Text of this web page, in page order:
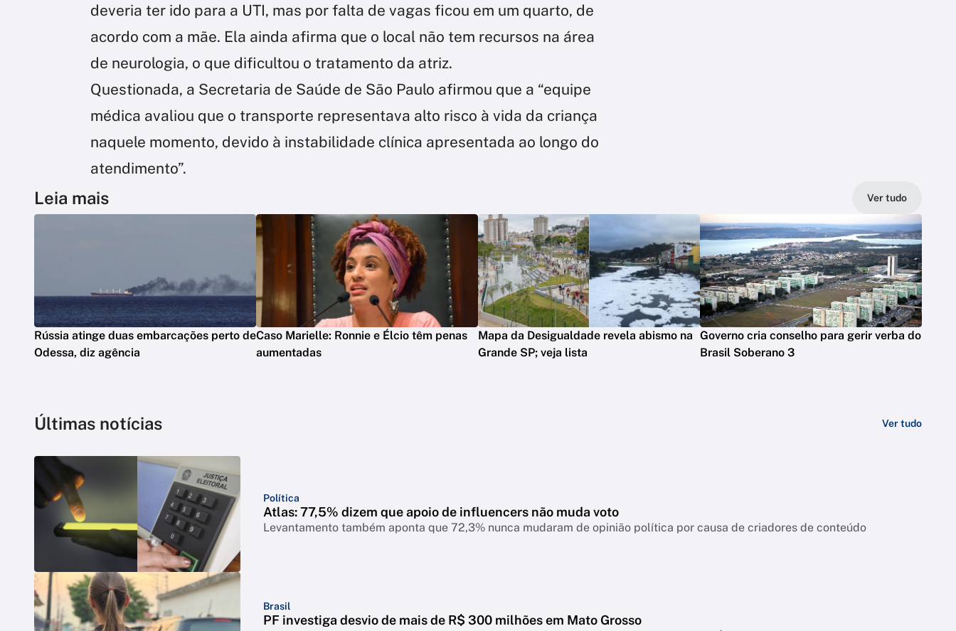
deveria ter ido para a UTI, mas por falta de vagas ficou em um quarto, de
acordo com a mãe. Ela ainda afirma que o local não tem recursos na área
de neurologia, o que dificultou o tratamento da atriz.
Questionada, a Secretaria de Saúde de São Paulo afirmou que a “equipe
médica avaliou que o transporte representava alto risco à vida da criança
naquele momento, devido à instabilidade clínica apresentada ao longo do
atendimento”.
Leia mais Ver tudo
Rússia atinge duas embarcações perto de
Odessa, diz agência
Caso Marielle: Ronnie e Élcio têm penas
aumentadas
Mapa da Desigualdade revela abismo na
Grande SP; veja lista
Governo cria conselho para gerir verba do
Brasil Soberano 3
Últimas notícias Ver tudo
Política
Atlas: 77,5% dizem que apoio de influencers não muda voto
Levantamento também aponta que 72,3% nunca mudaram de opinião política por causa de criadores de conteúdo
Brasil
PF investiga desvio de mais de R$ 300 milhões em Mato Grosso